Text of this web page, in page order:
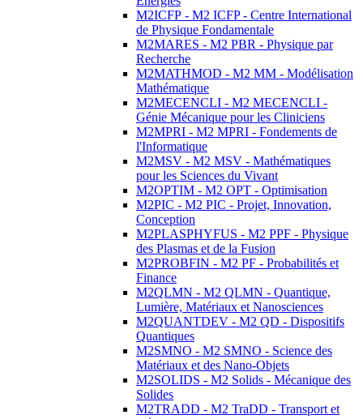
M2ICFP - M2 ICFP - Centre International
de Physique Fondamentale
M2MARES - M2 PBR - Physique par
Recherche
M2MATHMOD - M2 MM - Modélisation
Mathématique
M2MECENCLI - M2 MECENCLI -
Génie Mécanique pour les Cliniciens
M2MPRI - M2 MPRI - Fondements de
l'Informatique
M2MSV - M2 MSV - Mathématiques
pour les Sciences du Vivant
M2OPTIM - M2 OPT - Optimisation
M2PIC - M2 PIC - Projet, Innovation,
Conception
M2PLASPHYFUS - M2 PPF - Physique
des Plasmas et de la Fusion
M2PROBFIN - M2 PF - Probabilités et
Finance
M2QLMN - M2 QLMN - Quantique,
Lumière, Matériaux et Nanosciences
M2QUANTDEV - M2 QD - Dispositifs
Quantiques
M2SMNO - M2 SMNO - Science des
Matériaux et des Nano-Objets
M2SOLIDS - M2 Solids - Mécanique des
Solides
M2TRADD - M2 TraDD - Transport et